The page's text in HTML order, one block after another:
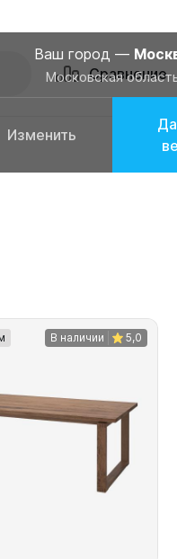
Сравнение
Ваш город —
Московская
Изменить
Сравнение
В наличии 5,0